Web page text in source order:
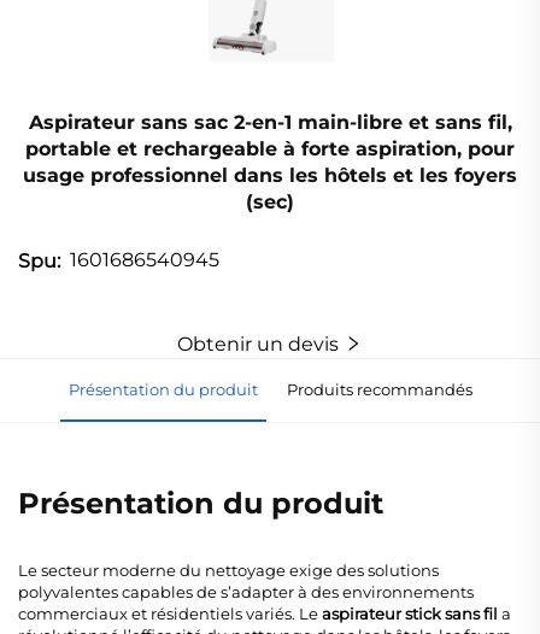
Aspirateur sans sac 2-en-1 main-libre et sans fil,
portable et rechargeable à forte aspiration, pour
usage professionnel dans les hôtels et les foyers
(sec)
Spu: 1601686540945
Obtenir un devis
Présentation du produit Produits recommandés
Présentation du produit
Le secteur moderne du nettoyage exige des solutions
polyvalentes capables de s’adapter à des environnements
commerciaux et résidentiels variés. Leaspirateur stick sans fil a